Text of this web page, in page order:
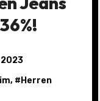
, # Herren